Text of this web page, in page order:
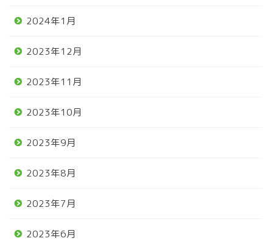
2024年1月
2023年12月
2023年11月
2023年10月
2023年9月
2023年8月
2023年7月
2023年6月